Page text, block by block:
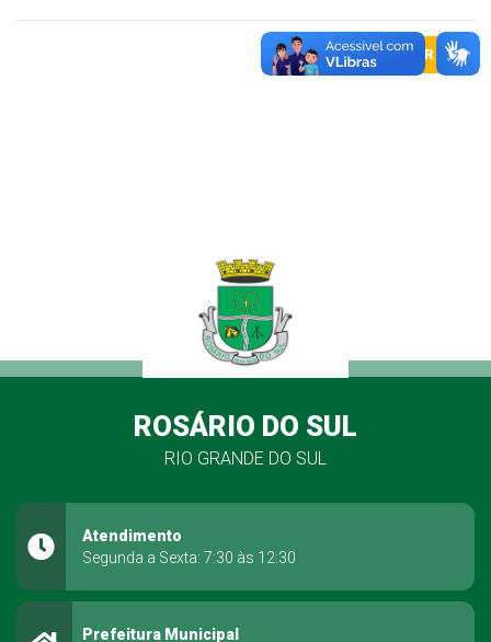
VOLTAR
ROSÁRIO DO SUL
RIO GRANDE DO SUL
Atendimento
Segunda a Sexta: 7:30 às 12:30
Prefeitura Municipal